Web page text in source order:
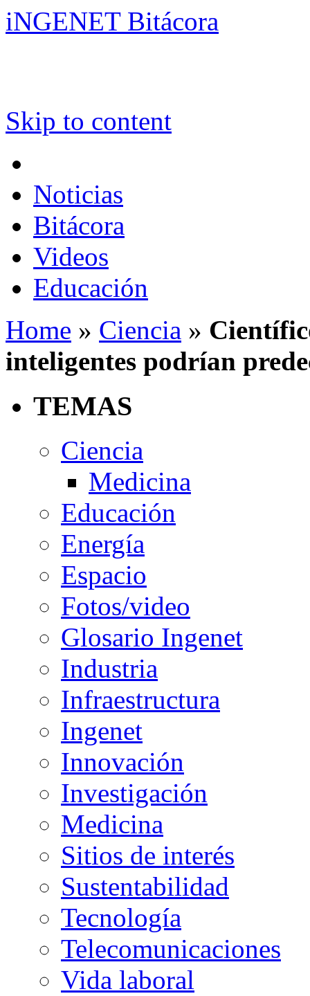
iNGENET Bitácora
Skip to content
Noticias
Bitácora
Videos
Educación
Home » Ciencia »
inteligentes podrían
TEMAS
Ciencia
Medicina
Educación
Energía
Espacio
Fotos/video
Glosario Ingenet
Industria
Infraestructura
Ingenet
Innovación
Investigación
Medicina
Sitios de interés
Sustentabilidad
Tecnología
Telecomunicaciones
Vida laboral